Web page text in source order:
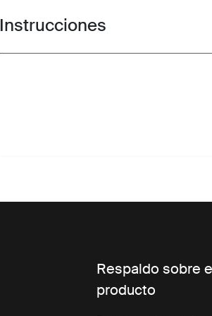
Toggle guides and instructions
Instrucciones
Respaldo sobre
producto